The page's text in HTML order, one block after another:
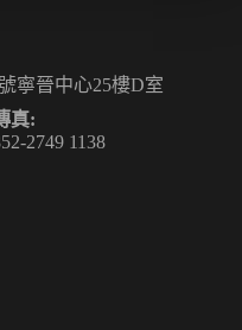
寧晉中心25樓D室
真:
2749 1138